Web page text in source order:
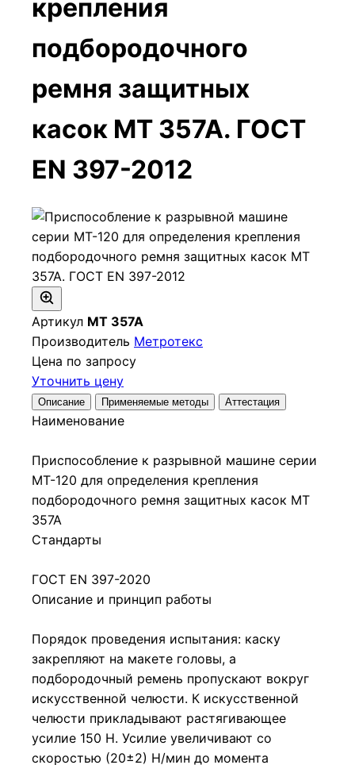
крепления
подбородочного
ремня защитных
касок МТ 357А. ГОСТ
EN 397-2012
Артикул МТ 357А
Производитель Метротекс
Цена по запросу
Уточнить цену
Описание Применяемые методы Аттестация
Наименование
Приспособление к разрывной машине серии
МТ-120 для определения крепления
подбородочного ремня защитных касок МТ
357А
Стандарты
ГОСТ EN 397-2020
Описание и принцип работы
Порядок проведения испытания: каску
закрепляют на макете головы, а
подбородочный ремень пропускают вокруг
искусственной челюсти. К искусственной
челюсти прикладывают растягивающее
усилие 150 Н. Усилие увеличивают со
скоростью (20±2) Н/мин до момента